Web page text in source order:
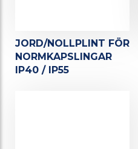
JORD/NOLLPLINT FÖR
NORMKAPSLINGAR
IP40 / IP55